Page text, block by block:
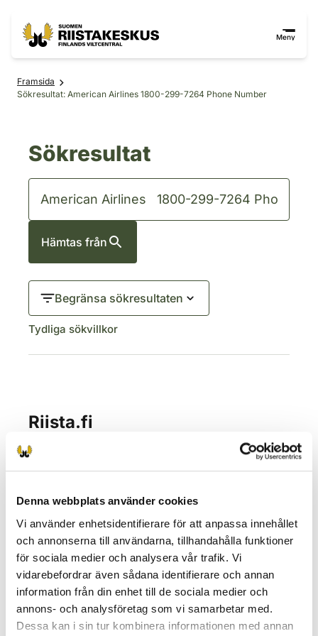
Denna webbplats använder cookies
Vi använder enhetsidentifierare för att anpassa innehållet
och annonserna till användarna, tillhandahålla funktioner
för sociala medier och analysera vår trafik. Vi
vidarebefordrar även sådana identifierare och annan
information från din enhet till de sociala medier och
annons- och analysföretag som vi samarbetar med.
Dessa kan i sin tur kombinera informationen med annan
Meny
Framsida
Sökresultat: American Airlines 1800-299-7264 Phone Number
Sökresultat
Hämtas från
Begränsa sökresultaten
Tydliga sökvillkor